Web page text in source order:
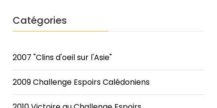
Catégories
2007 "Clins d'oeil sur l'Asie"
2009 Challenge Espoirs Calédoniens